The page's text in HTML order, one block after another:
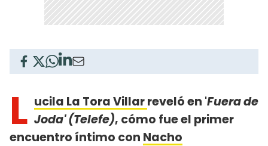
L ucila La Tora Villarreveló en 'Fuera de
Joda' (Telefe), cómo fue el primer
encuentro íntimo con Nacho